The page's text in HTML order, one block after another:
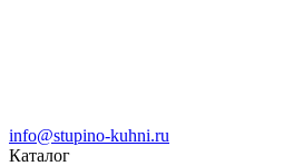
info@stupino-kuhni.ru
Каталог